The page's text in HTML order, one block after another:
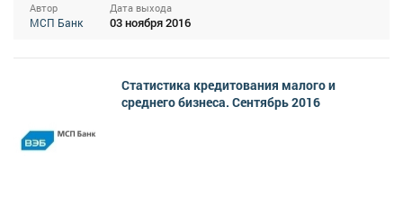
Автор
МСП Банк
Дата выхода
03 ноября 2016
Статистика кредитования малого и
среднего бизнеса. Сентябрь 2016